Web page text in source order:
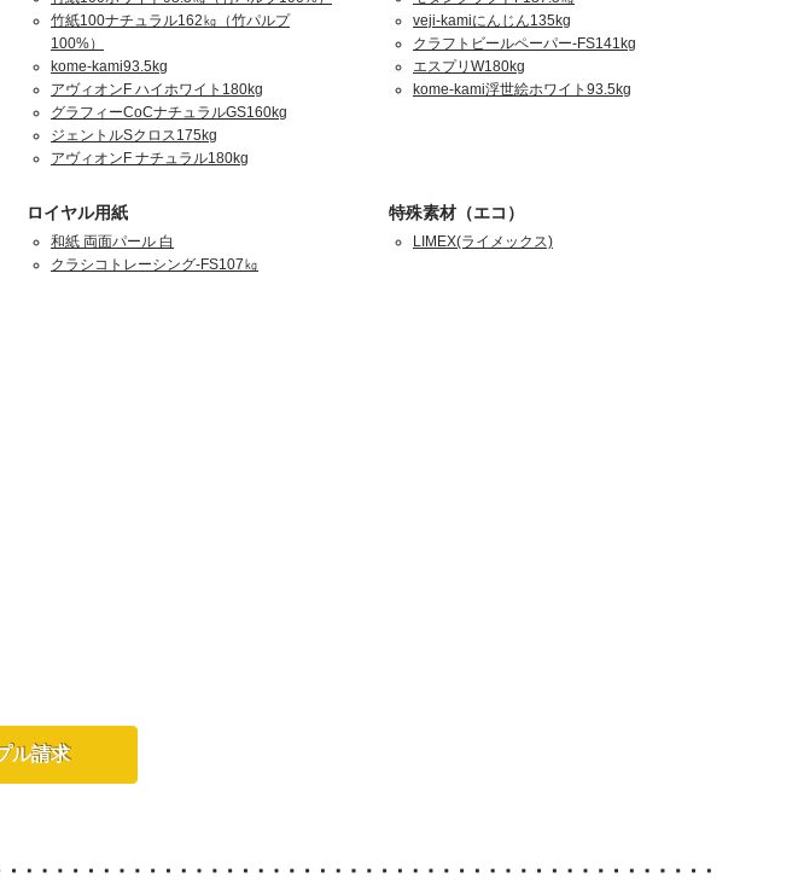
竹紙100ナチュラル162㎏（竹パルプ
100%）
kome-kami93.5kg
アヴィオンF ハイホワイト180kg
グラフィーCoCナチュラルGS160kg
ジェントルSクロス175kg
アヴィオンF ナチュラル180kg
veji-kamiにんじん135kg
クラフトビールペーパー-FS141kg
エスプリW180kg
kome-kami浮世絵ホワイト93.5kg
ロイヤル用紙
和紙 両面パール 白
クラシコトレーシング-FS107㎏
特殊素材（エコ）
LIMEX(ライメックス)
ル請求